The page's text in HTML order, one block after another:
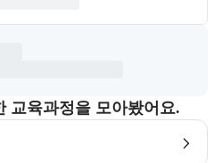
교육과정을 모아봤어요.